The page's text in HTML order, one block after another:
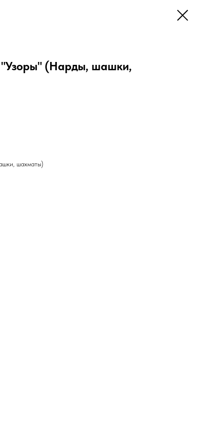
"Узоры" (Нарды, шашки,
шахматы)